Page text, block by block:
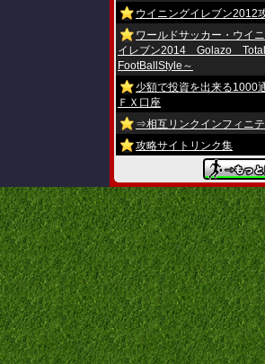
ウイニングイレブン2012
ワールドサッカー・ウイ
イレブン2014 Golazo
FootBallStyle～
少額で投資を出来る1000
ＦＸ口座
⇒相互リンクインフィニテ
攻略サイトリンク集